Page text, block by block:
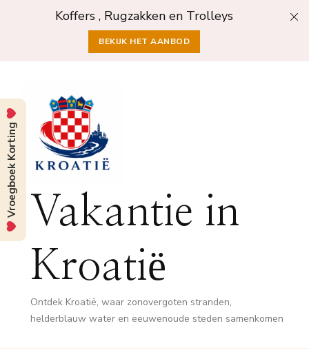
Koffers , Rugzakken en Trolleys
BEKIJK HET AANBOD
Vakantie in
Kroatië
Ontdek Kroatië, waar zonovergoten stranden,
helderblauw water en eeuwenoude steden samenkomen
Vroegboek Korting